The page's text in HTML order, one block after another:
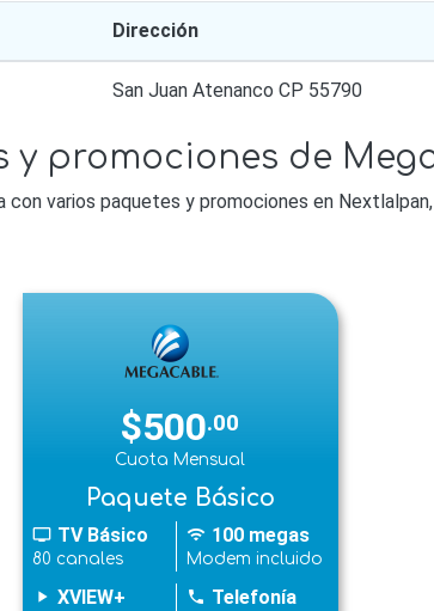
Dirección
San Juan Atenanco CP 55790
y promociones de
con varios paquetes y promociones en
$500.00
Cuota Mensual
Paquete Básico
tv TV Básico
80 canales
wifi 100 megas
Modem incluido
play_arrow XVIEW+ phone Telefonía